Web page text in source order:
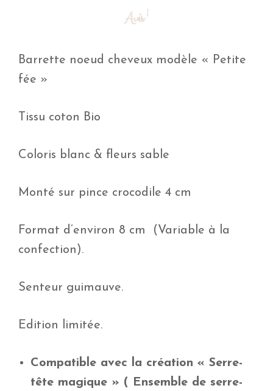
Avis 1
Barrette noeud cheveux modèle « Petite
fée »
Tissu coton Bio
Coloris blanc & fleurs sable
Monté sur pince crocodile 4 cm
Format d’environ 8 cm (Variable à la
confection).
Senteur guimauve.
Edition limitée.
Compatible avec la création « Serre-
tête magique » ( Ensemble de serre-